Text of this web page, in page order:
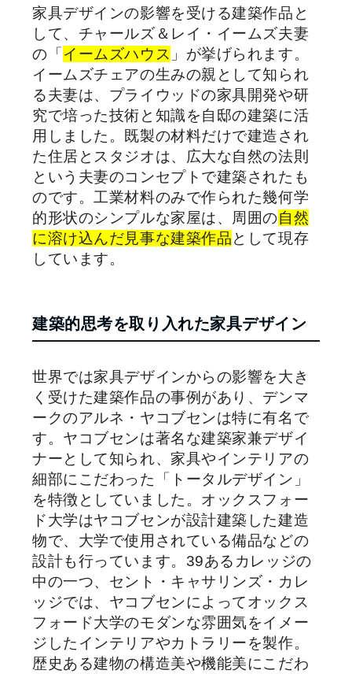
家具デザインの影響を受ける建築作品と
して、チャールズ＆レイ・イームズ夫妻
の「 イームズハウス 」が挙げられます。
イームズチェアの生みの親として知られ
る夫妻は、プライウッドの家具開発や研
究で培った技術と知識を自邸の建築に活
用しました。既製の材料だけで建造され
た住居とスタジオは、広大な自然の法則
という夫妻のコンセプトで建築されたも
のです。工業材料のみで作られた幾何学
的形状のシンプルな家屋は、周囲の自然
に溶け込んだ見事な建築作品として現存
しています。
建築的思考を取り入れた家具デザイン
世界では家具デザインからの影響を大き
く受けた建築作品の事例があり、デンマ
ークのアルネ・ヤコブセンは特に有名で
す。ヤコブセンは著名な建築家兼デザイ
ナーとして知られ、家具やインテリアの
細部にこだわった「トータルデザイン」
を特徴としていました。オックスフォー
ド大学はヤコブセンが設計建築した建造
物で、大学で使用されている備品などの
設計も行っています。39あるカレッジの
中の一つ、セント・キャサリンズ・カレ
ッジでは、ヤコブセンによってオックス
フォード大学のモダンな雰囲気をイメー
ジしたインテリアやカトラリーを製作。
歴史ある建物の構造美や機能美にこだわ